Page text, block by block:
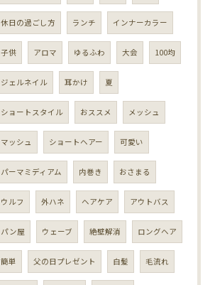
休日の過ごし方 ランチ インナーカラー
子供 アロマ ゆるふわ 大会 100均
ジェルネイル 耳かけ 夏
ショートスタイル おススメ メッシュ
マッシュ ショートヘアー 可愛い
パーマミディアム 内巻き おさまる
ウルフ 外ハネ ヘアケア アウトバス
パン屋 ウェーブ 絶壁解消 ロングヘア
簡単 父の日プレゼント 白髪 毛流れ